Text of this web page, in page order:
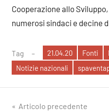
Cooperazione allo
numerosi sindaci e decine
Tag 21.04.20 Fonti
Notizie nazionali
Articolo precedente